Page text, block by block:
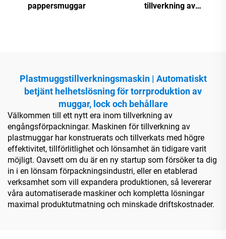
pappersmuggar
tillverkning av
Plastmuggstillverkningsmaskin | Automatiskt
betjänt helhetslösning för torrproduktion av
muggar, lock och behållare
Välkommen till ett nytt era inom tillverkning av
engångsförpackningar. Maskinen för tillverkning av
plastmuggar har konstruerats och tillverkats med högre
effektivitet, tillförlitlighet och lönsamhet än tidigare varit
möjligt. Oavsett om du är en ny startup som försöker ta dig
in i en lönsam förpackningsindustri, eller en etablerad
verksamhet som vill expandera produktionen, så levererar
våra automatiserade maskiner och kompletta lösningar
maximal produktutmatning och minskade driftskostnader.